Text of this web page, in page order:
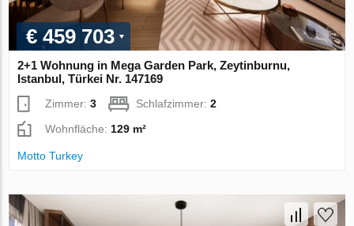
€ 459 703
2+1 Wohnung in Mega Garden Park, Zeytinburnu,
Istanbul, Türkei Nr. 147169
Zimmer:3 Schlafzimmer:2
Wohnfläche: 129 m²
Motto Turkey